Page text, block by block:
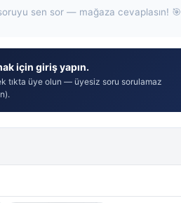
sen sor — mağaza cevaplasın! 🎯
için giriş yapın.
tıkta üye olun — üyesiz soru sorulamaz